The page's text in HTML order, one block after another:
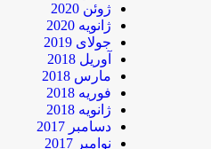
ژوئن 2020
ژانویه 2020
جولای 2019
آوریل 2018
مارس 2018
فوریه 2018
ژانویه 2018
دسامبر 2017
نوامبر 2017